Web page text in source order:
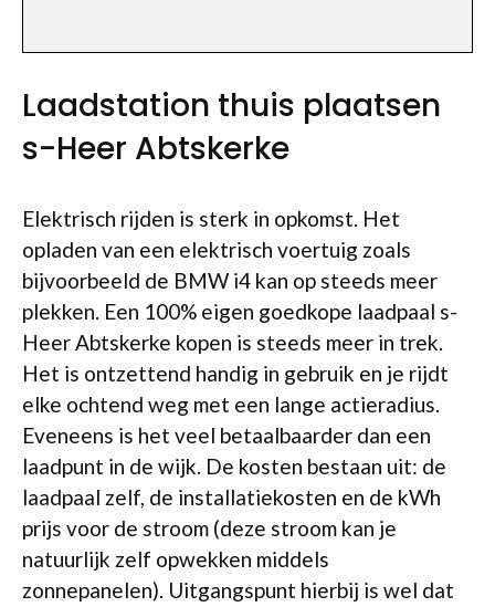
Laadstation thuis plaatsen
s-Heer Abtskerke
Elektrisch rijden is sterk in opkomst. Het
opladen van een elektrisch voertuig zoals
bijvoorbeeld de BMW i4 kan op steeds meer
plekken. Een 100% eigen goedkope laadpaal s-
Heer Abtskerke kopen is steeds meer in trek.
Het is ontzettend handig in gebruik en je rijdt
elke ochtend weg met een lange actieradius.
Eveneens is het veel betaalbaarder dan een
laadpunt in de wijk. De kosten bestaan uit: de
laadpaal zelf, de installatiekosten en de kWh
prijs voor de stroom (deze stroom kan je
natuurlijk zelf opwekken middels
zonnepanelen). Uitgangspunt hierbij is wel dat